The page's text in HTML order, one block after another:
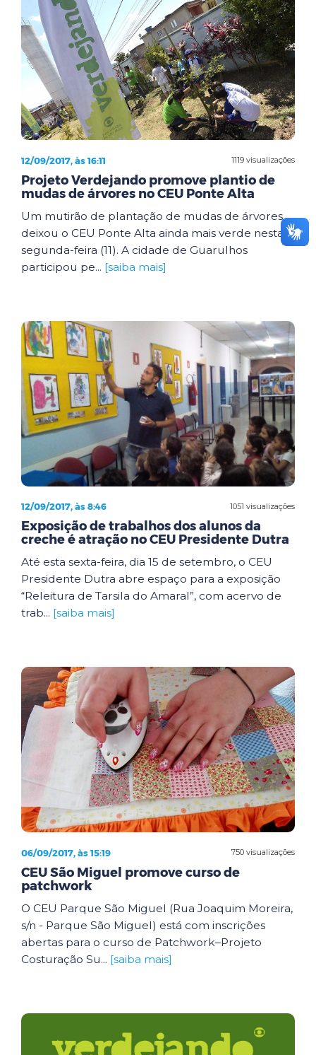
1119 visualizações
12/09/2017, às 16:11
Projeto Verdejando promove plantio de
mudas de árvores no CEU Ponte Alta
Um mutirão de plantação de mudas de árvores
deixou o CEU Ponte Alta ainda mais verde nesta
segunda-feira (11). A cidade de Guarulhos
participou pe... [saiba mais]
1051 visualizações
12/09/2017, às 8:46
Exposição de trabalhos dos alunos da
creche é atração no CEU Presidente Dutra
Até esta sexta-feira, dia 15 de setembro, o CEU
Presidente Dutra abre espaço para a exposição
“Releitura de Tarsila do Amaral”, com acervo de
trab... [saiba mais]
750 visualizações
06/09/2017, às 15:19
CEU São Miguel promove curso de
patchwork
O CEU Parque São Miguel (Rua Joaquim Moreira,
s/n - Parque São Miguel) está com inscrições
abertas para o curso de Patchwork–Projeto
Costuração Su... [saiba mais]